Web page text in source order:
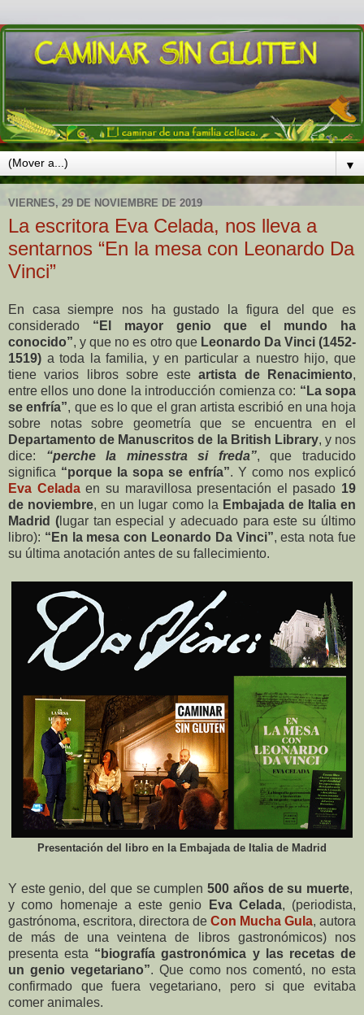
▼
VIERNES, 29 DE NOVIEMBRE DE 2019
La escritora Eva Celada, nos lleva a
sentarnos “En la mesa con Leonardo Da
Vinci”
En casa siempre nos ha gustado la figura del que es
considerado “El mayor genio que el mundo ha
conocido”, y que no es otro que Leonardo Da Vinci (1452-
1519) a toda la familia, y en particular a nuestro hijo, que
tiene varios libros sobre esteartista de Renacimiento,
entre ellos uno done la introducción comienza co: “La sopa
se enfría”, que es lo que el gran artista escribió en una hoja
sobre notas sobre geometría que se encuentra en el
Departamento de Manuscritos de la British Library, y nos
dice: “perche la minesstra si freda”, que traducido
significa “porque la sopa se enfría”. Y como nos explicó
Eva Celadaen su maravillosa presentación el pasado 19
de noviembre, en un lugar como la Embajada de Italia en
Madrid (lugar tan especial y adecuado para este su último
libro): “En la mesa con Leonardo Da Vinci”, esta nota fue
su última anotación antes de su fallecimiento.
Presentación del libro en la Embajada de Italia de Madrid
Y este genio, del que se cumplen500 años de su muerte,
y como homenaje a este genio
Eva Celada, (periodista,
gastrónoma, escritora, directora de Con Mucha Gula, autora
de más de una veintena de libros gastronómicos) nos
presenta esta “biografía gastronómica y las recetas de
un genio vegetariano”. Que como nos comentó, no esta
confirmado que fuera vegetariano, pero si que evitaba
comer animales.